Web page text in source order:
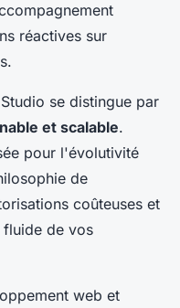
réactives sur
se distingue par
et scalable.
pour l'évolutivité
de
coûteuses et
fluide de vos
web et